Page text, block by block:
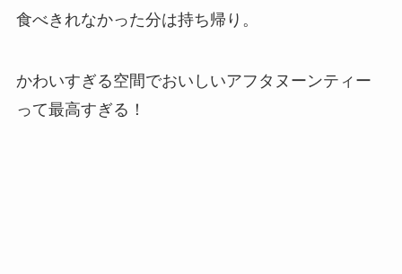
食べきれなかった分は持ち帰り。
かわいすぎる空間でおいしいアフタヌーンティー
って最高すぎる！